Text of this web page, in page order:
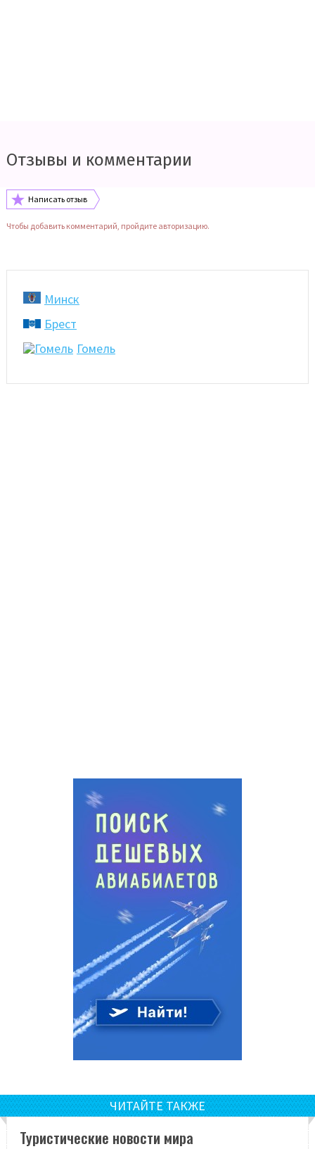
Отзывы и комментарии
Написать отзыв
Чтобы добавить комментарий, пройдите авторизацию.
Минск
Брест
Гомель
ЧИТАЙТЕ ТАКЖЕ
Туристические новости мира